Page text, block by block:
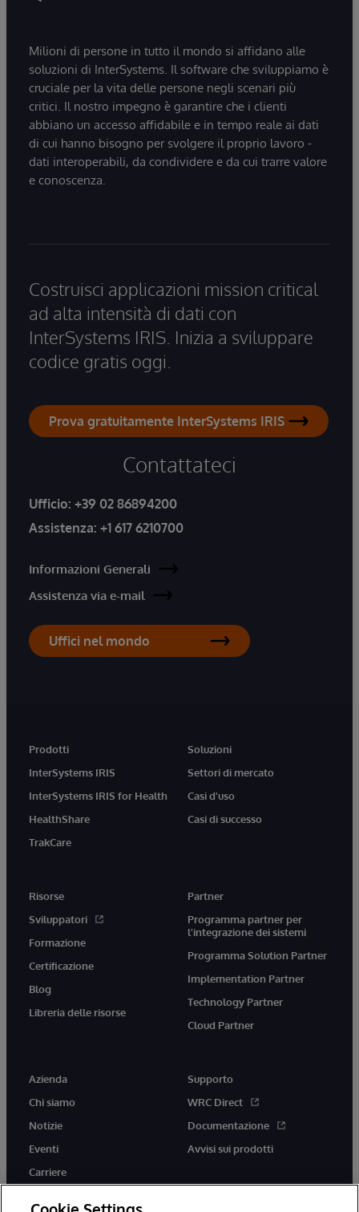
Milioni di persone in tutto il mondo si affidano alle
soluzioni di InterSystems. Il software che sviluppiamo è
cruciale per la vita delle persone negli scenari più
critici. Il nostro impegno è garantire che i clienti
abbiano un accesso affidabile e in tempo reale ai dati
di cui hanno bisogno per svolgere il proprio lavoro -
dati interoperabili, da condividere e da cui trarre valore
e conoscenza.
Costruisci applicazioni mission critical
ad alta intensità di dati con
InterSystems IRIS. Inizia a sviluppare
codice gratis oggi.
Prova gratuitamente InterSystems IRIS
Contattateci
Ufficio: +39 02 86894200
Assistenza: +1 617 6210700
Informazioni Generali
Assistenza via e-mail
Uffici nel mondo
Prodotti
InterSystems IRIS
InterSystems IRIS for Health
HealthShare
TrakCare
Soluzioni
Settori di mercato
Casi d'uso
Casi di successo
Risorse
Sviluppatori
Formazione
Certificazione
Blog
Libreria delle risorse
Partner
Programma partner per
l'integrazione dei sistemi
Programma Solution Partner
Implementation Partner
Technology Partner
Cloud Partner
Azienda
Chi siamo
Notizie
Eventi
Carriere
Supporto
WRC Direct
Documentazione
Avvisi sui prodotti